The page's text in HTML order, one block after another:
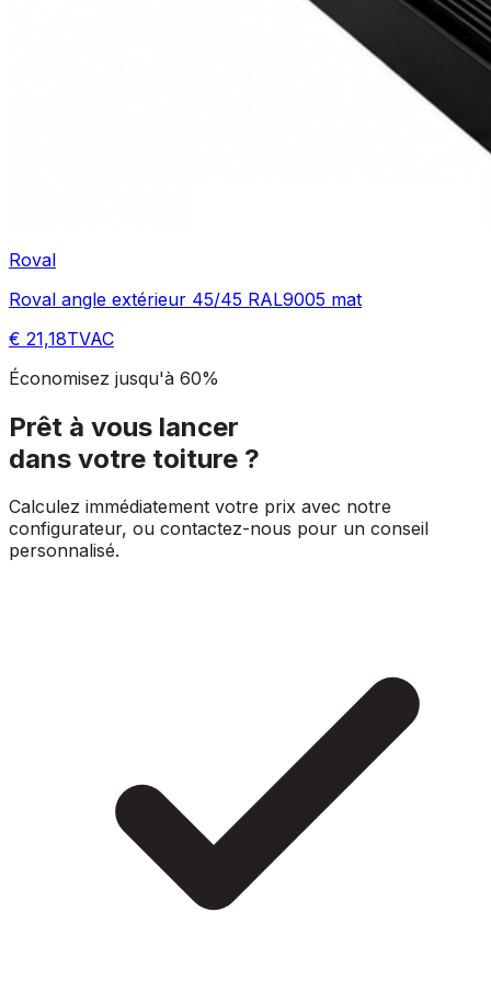
Roval
Roval angle extérieur 45/45 RAL9005 mat
€ 21,18TVAC
Économisez jusqu'à 60%
Prêt à vous lancer
dans votre toiture ?
Calculez immédiatement votre prix avec notre
configurateur, ou contactez-nous pour un conseil
personnalisé.